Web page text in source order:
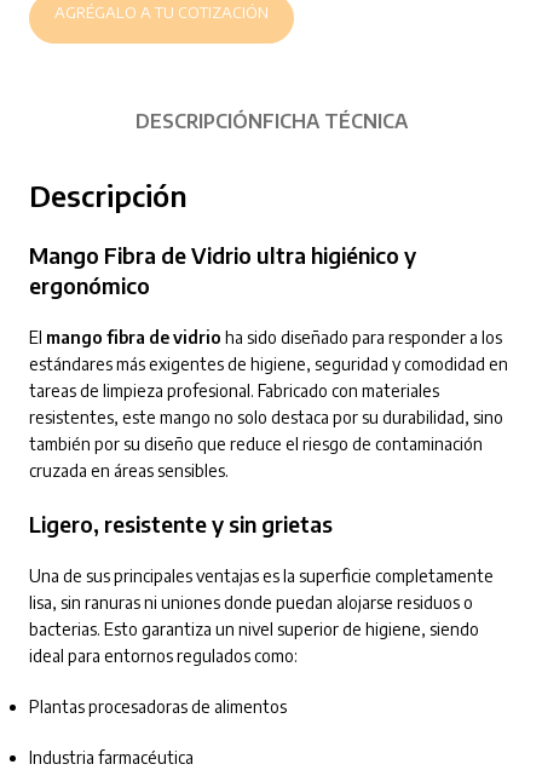
AGRÉGALO A TU COTIZACIÓN
DESCRIPCIÓNFICHA TÉCNICA
Descripción
Mango Fibra de Vidrio ultra higiénico y
ergonómico
El mango fibra de vidrio ha sido diseñado para responder a los
estándares más exigentes de higiene, seguridad y comodidad en
tareas de limpieza profesional. Fabricado con materiales
resistentes, este mango no solo destaca por su durabilidad, sino
también por su diseño que reduce el riesgo de contaminación
cruzada en áreas sensibles.
Ligero, resistente y sin grietas
Una de sus principales ventajas es la superficie completamente
lisa, sin ranuras ni uniones donde puedan alojarse residuos o
bacterias. Esto garantiza un nivel superior de higiene, siendo
ideal para entornos regulados como:
Plantas procesadoras de alimentos
Industria farmacéutica